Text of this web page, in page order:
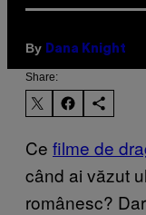
By Dana Knight
Share:
Ce filme de
când ai văzut
românesc?